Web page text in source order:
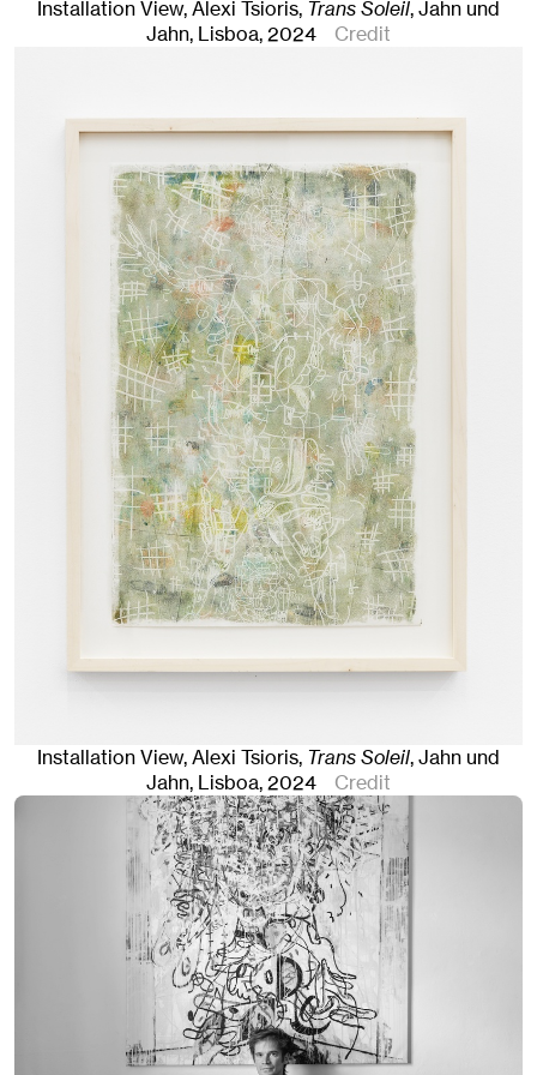
Installation View, Alexi Tsioris, Trans Soleil, Jahn und
Jahn, Lisboa, 2024 Credit
Installation View, Alexi Tsioris, Trans Soleil, Jahn und
Jahn, Lisboa, 2024 Credit